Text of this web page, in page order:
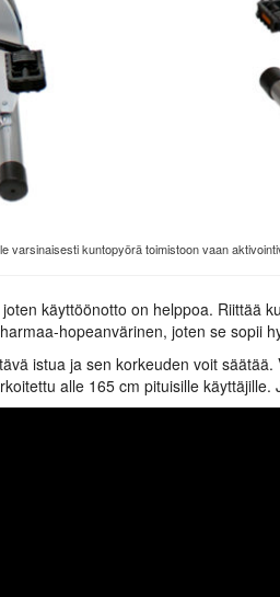
varsinaisesti kuntopyörä toimistoon vaan
käyttöönotto on helppoa. Riittää
hopeanvärinen, joten se sopii
istua ja sen korkeuden voit
alle 165 cm pituisille